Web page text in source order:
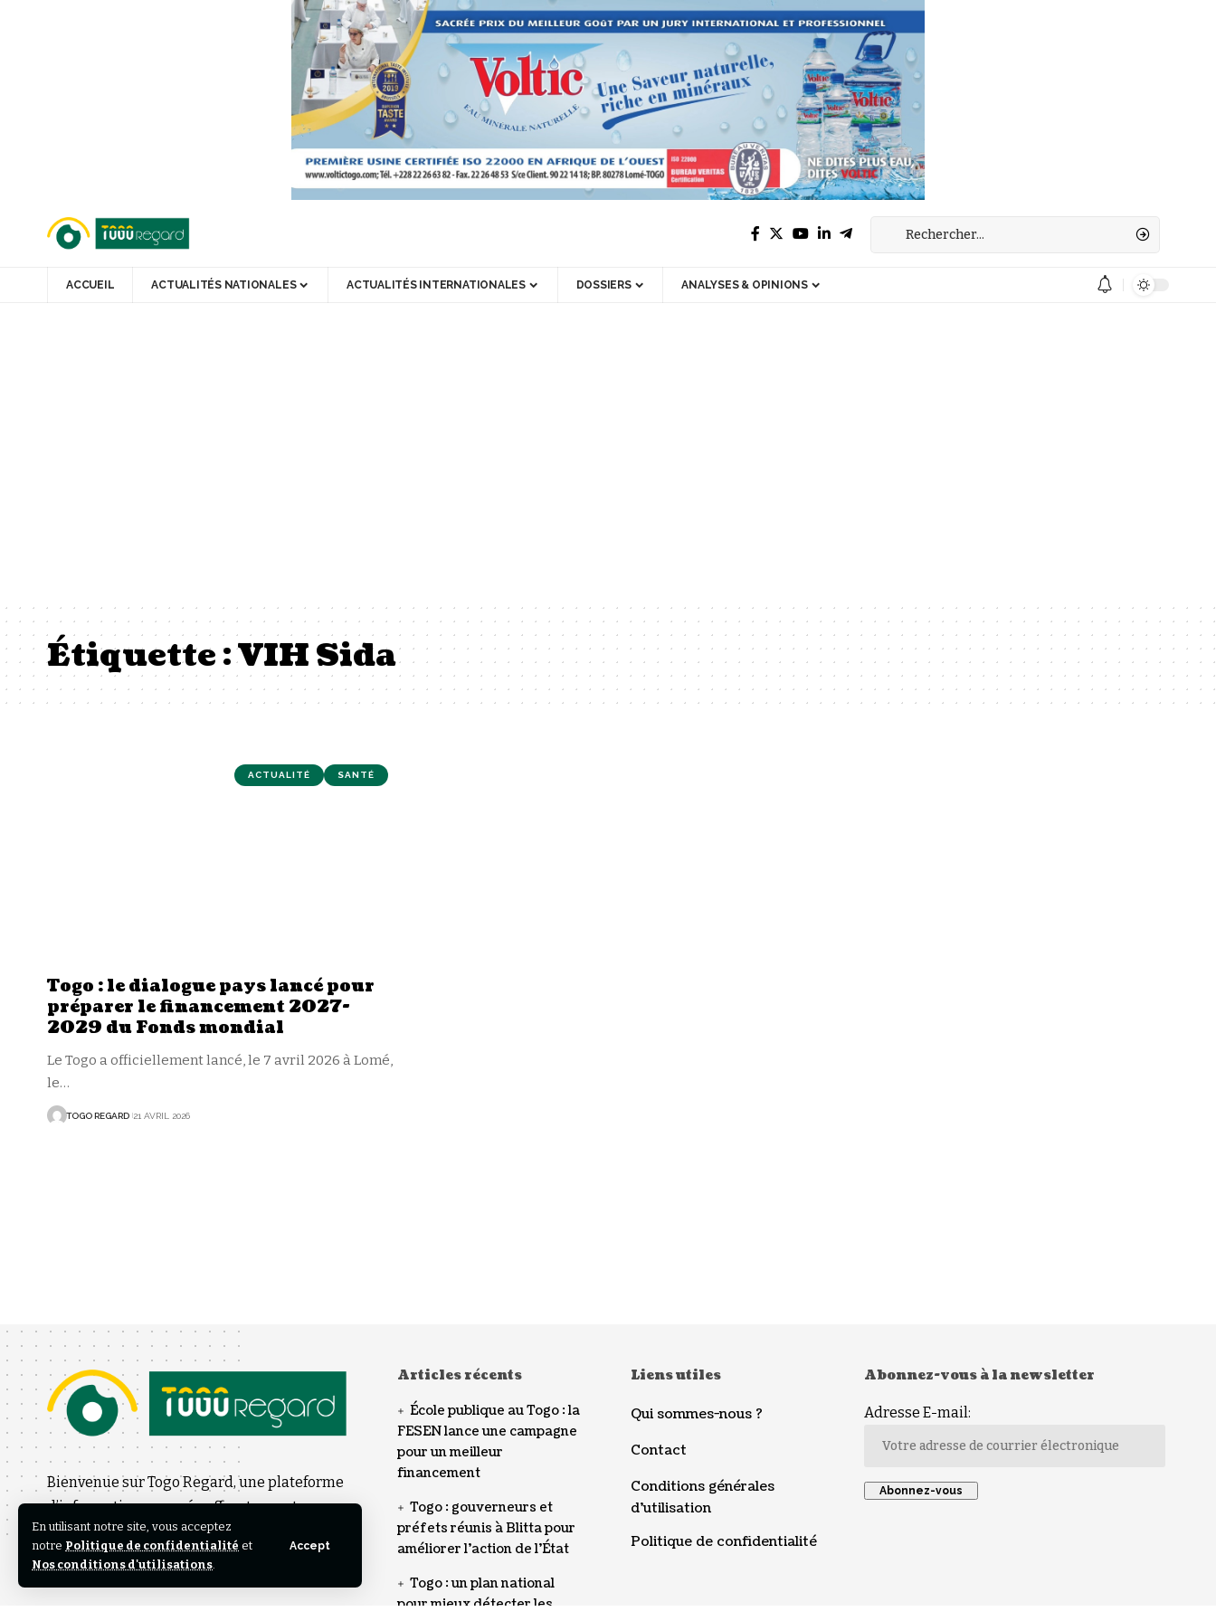
En utilisant notre site, vous acceptez
notre Politique de confidentialité et
Nos conditions d'utilisations.
Accept
ACCUEIL ACTUALITÉS NATIONALES ACTUALITÉS INTERNATIONALES DOSSIERS ANALYSES & OPINIONS
Étiquette :VIH Sida
ACTUALITÉ SANTÉ
Togo : le dialogue pays lancé pour
préparer le financement 2027-
2029 du Fonds mondial
Le Togo a officiellement lancé, le 7 avril 2026 à Lomé,
le…
TOGO REGARD 21 AVRIL 2026
Bienvenue sur Togo Regard, une plateforme
d’information engagée offrant un autre
regard sur l’actualité nationale et
internationale.
Articles récents
École publique au Togo : la
FESEN lance une campagne
pour un meilleur
financement
Togo : gouverneurs et
préfets réunis à Blitta pour
améliorer l’action de l’État
Togo : un plan national
pour mieux détecter les
Liens utiles
Qui sommes-nous ?
Contact
Conditions générales
d’utilisation
Politique de confidentialité
Abonnez-vous à la newsletter
Adresse E-mail: